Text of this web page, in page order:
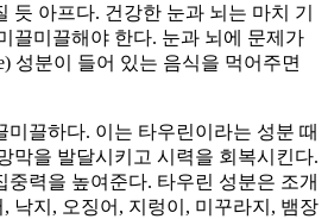
듯 아프다. 건강한 눈과 뇌는 마치 기
끌미끌해야 한다. 눈과 뇌에 문제가
성분이 들어 있는 음식을 먹어주면
미끌하다. 이는 타우린이라는 성분 때
막을 발달시키고 시력을 회복시킨다.
중력을 높여준다. 타우린 성분은 조개
낙지, 오징어, 지렁이, 미꾸라지, 뱀장